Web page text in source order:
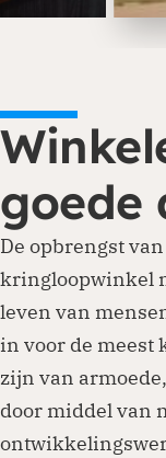
goede
De opbrengst
kringloopwinkel
leven van
in voor de meest
zijn van
door middel van